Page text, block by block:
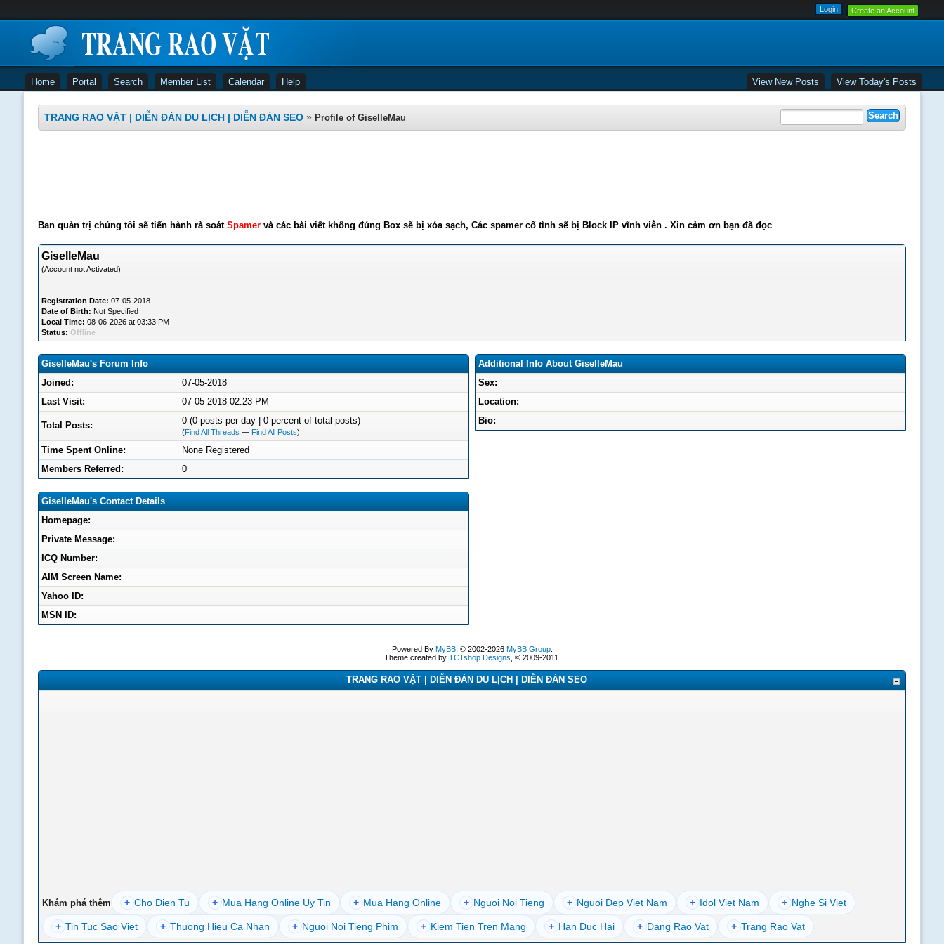
Create an Account
Home Portal Search Member List Calendar Help View New Posts View Today's Posts
TRANG RAO VẶT | DIỄN ĐÀN DU LỊCH | DIỄN ĐÀN SEO » Profile of GiselleMau
Ban quản trị chúng tôi sẽ tiến hành rà soát Spamervà các bài viết không đúng Box sẽ bị xóa sạch, Các spamer cố tình sẽ bị Block IP vĩnh viễn . Xin cảm ơn bạn đã đọc
GiselleMau
(Account not Activated)
Registration Date: 07-05-2018
Date of Birth: Not Specified
Local Time: 08-06-2026 at 03:33 PM
Status: Offline
GiselleMau's Forum Info
Joined:
07-05-2018
Last Visit:
07-05-2018 02:23 PM
Total Posts: 0 (0 posts per day | 0 percent of total posts)
(Find All Threads — Find All Posts)
Time Spent Online:
None Registered
Members Referred:
0
GiselleMau's Contact Details
Homepage:
Private Message:
ICQ Number:
AIM Screen Name:
Yahoo ID:
MSN ID:
Additional Info About GiselleMau
Sex:
Location:
Bio:
Powered By MyBB, © 2002-2026 MyBB Group.
Theme created by TCTshop Designs , © 2009-2011.
TRANG RAO VẶT | DIỄN ĐÀN DU LỊCH | DIỄN ĐÀN SEO
Khám phá thêm + Cho Dien Tu + Mua Hang Online Uy Tin + Mua Hang Online + Nguoi Noi Tieng + Nguoi Dep Viet Nam + Idol Viet Nam + Nghe Si Viet
+ Tin Tuc Sao Viet + Thuong Hieu Ca Nhan + Nguoi Noi Tieng Phim + Kiem Tien Tren Mang + Han Duc Hai + Dang Rao Vat + Trang Rao Vat